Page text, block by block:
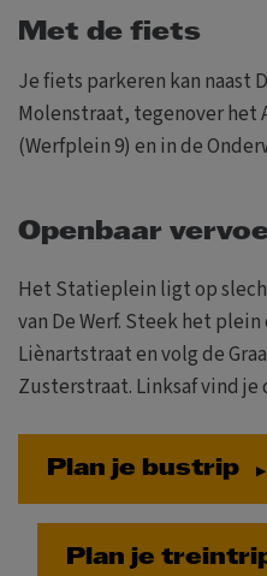
Met de fiets
Je fiets parkeren kan naast
Molenstraat, tegenover
(Werfplein 9) en in de
Openbaar
Het Statieplein ligt op
van De Werf. Steek het
Liènartstraat en volg de
Zusterstraat. Linksaf vind je
Plan je bustrip
Plan je